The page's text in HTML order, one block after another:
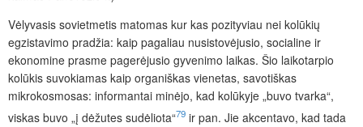
Vėlyvasis sovietmetis matomas kur kas pozityviau nei kolūkių
egzistavimo pradžia: kaip pagaliau nusistovėjusio, socialine ir
ekonomine prasme pagerėjusio gyvenimo laikas. Šio laikotarpio
kolūkis suvokiamas kaip organiškas vienetas, savotiškas
mikrokosmosas: informantai minėjo, kad kolūkyje „buvo tvarka“,
viskas buvo „į dėžutes sudėliota“79 ir pan. Jie akcentavo, kad tada